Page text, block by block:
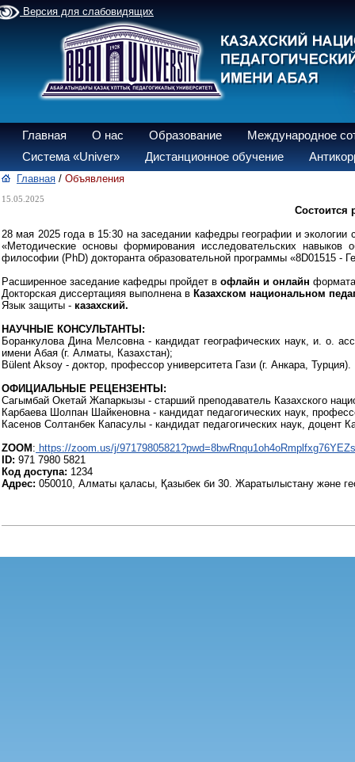
Версия для слабовидящих
Главная О нас Образование
Международное
Система «Univer»
Дистанционное обучение
Главная / Объявления
15.05.2025
Состоится
28 мая 2025 года в 15:30 на заседании кафедры географии и
«Методические основы формирования исследовательских навыков
философии (PhD) докторанта образовательной программы «8D01515 -
Расширенное заседание кафедры пройдет в офлайн и онлайн
Докторская диссертацияя выполнена в Казахском национальном
Язык защиты - казахский.
НАУЧНЫЕ КОНСУЛЬТАНТЫ:
Боранкулова Дина Мелсовна - кандидат географических наук, и. о.
имени Абая (г. Алматы, Казахстан);
Bülent Aksoy - доктор, профессор университета Гази (г. Анкара, Турция).
ОФИЦИАЛЬНЫЕ РЕЦЕНЗЕНТЫ:
Сагымбай Окетай Жапаркызы - старший преподаватель Казахского
Карбаева Шолпан Шайкеновна - кандидат педагогических наук,
Касенов Солтанбек Капасулы - кандидат педагогических наук, доцент
ZOOM : https://zoom.us/j/
ID: 971 7980 5821
Код доступа: 1234
Адрес: 050010, Алматы қаласы, Қазыбек би 30. Жаратылыстану және